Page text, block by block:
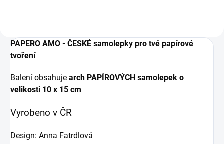
PAPERO AMO - ČESKÉ samolepky pro tvé papírové
tvoření
Balení obsahuje arch PAPÍROVÝCH samolepek o
velikosti 10 x 15 cm
Vyrobeno v ČR
Design: Anna Fatrdlová